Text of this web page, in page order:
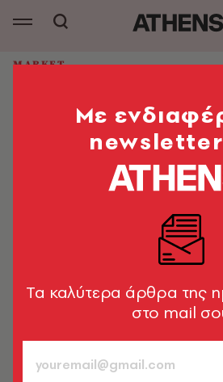
MARKET
απόλυτος
Κερκυραϊκού Πάσχα
Mέλος της συλλογής Elegant
Hotels, αποτελεί την ιδανική βάση
κάποιος στο έπακρο το
1’
Mε
Tα καλύτερα άρθρα της
στο mail